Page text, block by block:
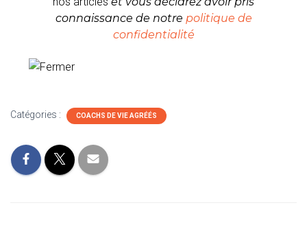
connaissance de notre politique de
confidentialité
Catégories : COACHS DE VIE AGRÉÉS